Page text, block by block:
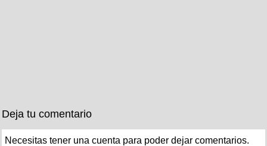
Deja tu comentario
Necesitas tener una cuenta para poder dejar comentarios.